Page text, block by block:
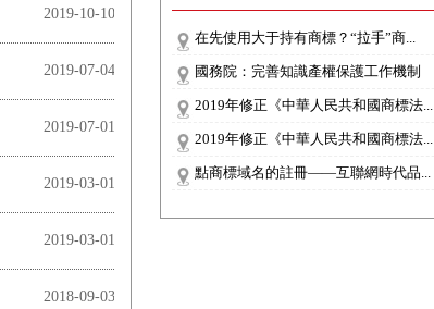
2019-10-10
2019-07-04
2019-07-01
2019-03-01
2019-03-01
2018-09-03
在先使用大于持有商標？“拉手”商...
國務院：完善知識產權保護工作機制
2019年修正《中華人民共和國商標法...
2019年修正《中華人民共和國商標法...
點商標域名的註冊——互聯網時代品...